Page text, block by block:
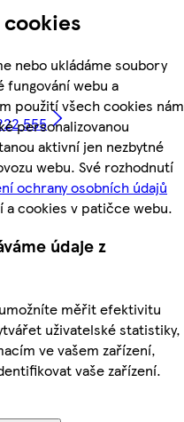
nebo ukládáme soubory
fungování webu a
použití všech cookies nám
personalizovanou
aktivní jen nezbytné
webu. Své rozhodnutí
ochrany osobních údajů
a cookies v patičce webu.
údaje z
měřit efektivitu
uživatelské statistiky,
ve vašem zařízení,
vaše zařízení.
555